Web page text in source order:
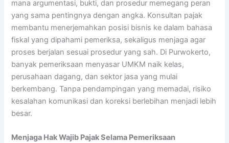
mana argumentasi, bukti, dan prosedur memegang peran
yang sama pentingnya dengan angka. Konsultan pajak
membantu menerjemahkan posisi bisnis ke dalam bahasa
fiskal yang dipahami pemeriksa, sekaligus menjaga agar
proses berjalan sesuai prosedur yang sah. Di Purwokerto,
banyak pemeriksaan menyasar UMKM naik kelas,
perusahaan dagang, dan sektor jasa yang mulai
berkembang. Tanpa pendampingan yang memadai, risiko
kesalahan komunikasi dan koreksi berlebihan menjadi lebih
besar.
Menjaga Hak Wajib Pajak Selama Pemeriksaan